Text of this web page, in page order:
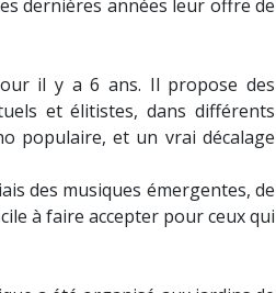
dernières années leur offre de
il y a 6 ans. Il propose des
et élitistes, dans différents
populaire, et un vrai décalage
des musiques émergentes, de
à faire accepter pour ceux qui